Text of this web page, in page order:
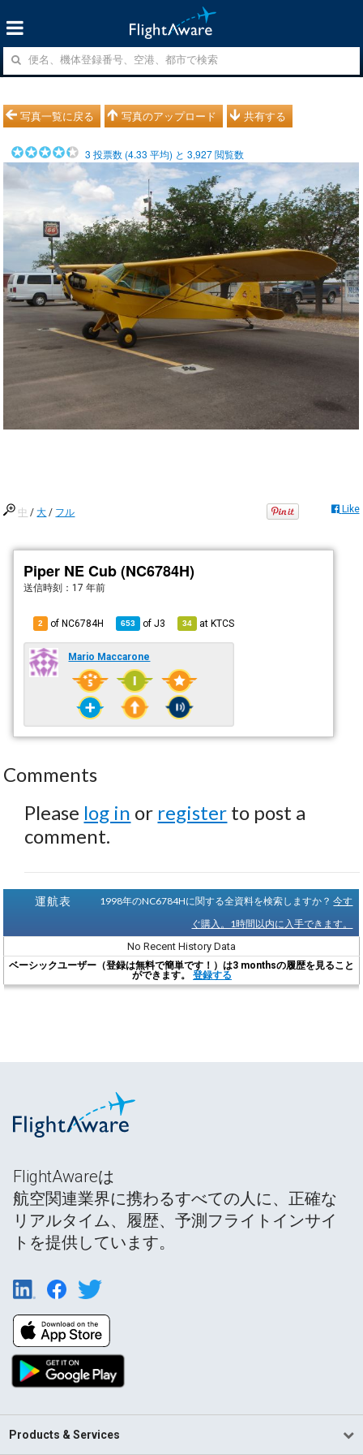
写真一覧に戻る 写真のアップロード 共有する
3 投票数 (4.33 平均) と3,927閲覧数
中 /大 / フル Like
Piper NE Cub (NC6784H)
送信時刻： 17 年前
2 of NC6784H 653 ofJ3 34 atKTCS
Mario Maccarone
Comments
Please log in or register to post a
comment.
運航表 1998年のNC6784Hに関する全資料を検索しますか？今す
ぐ購入。1時間以内に入手できます。
No Recent History Data
ベーシックユーザー（登録は無料で簡単です！）は3 monthsの履歴を見ること
ができます。 登録する
FlightAwareは
航空関連業界に携わるすべての人に、正確な
リアルタイム、履歴、予測フライトインサイ
トを提供しています。
Products & Services